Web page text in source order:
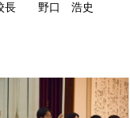
校長 野口 浩史